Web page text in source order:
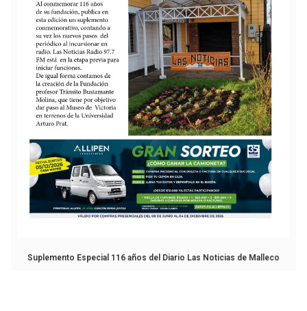
Suplemento Especial 116 años del Diario Las Noticias de Malleco